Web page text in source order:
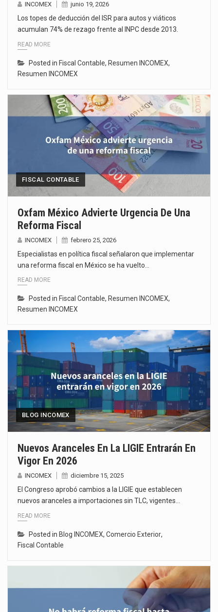
INCOMEX junio 19, 2026
Los topes de deducción del ISR para autos y viáticos
acumulan 74% de rezago frente al INPC desde 2013.
READ MORE
Posted in Fiscal Contable, Resumen INCOMEX,
Resumen INCOMEX
FISCAL CONTABLE
Oxfam México Advierte Urgencia De Una
Reforma Fiscal
INCOMEX febrero 25, 2026
Especialistas en política fiscal señalaron que implementar
una reforma fiscal en México se ha vuelto…
READ MORE
Posted in Fiscal Contable, Resumen INCOMEX,
Resumen INCOMEX
BLOG INCOMEX
Nuevos Aranceles En La LIGIE Entrarán En
Vigor En 2026
INCOMEX diciembre 15, 2025
El Congreso aprobó cambios a la LIGIE que establecen
nuevos aranceles a importaciones sin TLC, vigentes…
READ MORE
Posted in Blog INCOMEX, Comercio Exterior,
Fiscal Contable